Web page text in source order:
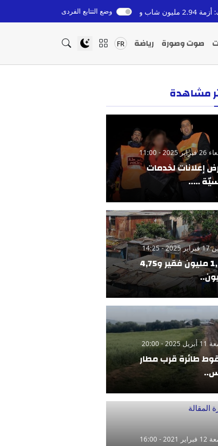
قبل 6 ساعات إدانة سائقي الطاكسيات في أحداث سبتة:
وضع التتابع الفردى
صوت وصورة رياضة FR
مشاهدة
2025 - 11:00
إعلانات لخدمات
…..
- 14:25
1,42 مليون فقير و4,75
- 20:00
طائرة قرب مطار
- 16:00